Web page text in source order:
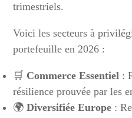
trimestriels.
Voici les secteurs à
portefeuille en 2026 :
🛒 Commerce Essentiel :
résilience prouvée par les
🌍Diversifiée Europe :